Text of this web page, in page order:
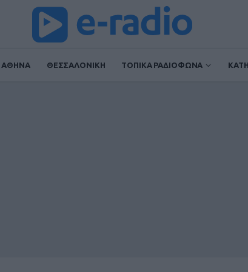
ΑΘΗΝΑ ΘΕΣΣΑΛΟΝΙΚΗ ΤΟΠΙΚΑ ΡΑΔΙΟΦΩΝΑ